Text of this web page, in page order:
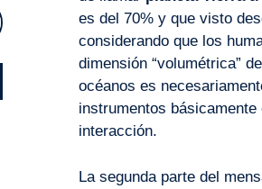
es del 70% y que visto
considerando que los
dimensión “volumétrica”
océanos es
instrumentos
interacción.
La segunda parte del